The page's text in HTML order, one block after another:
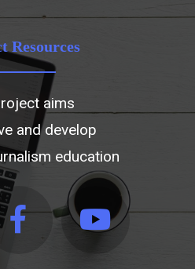
Resources
aims
and develop
education